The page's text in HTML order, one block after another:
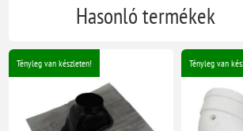
Hasonló termékek
Tényleg van készleten! Tényleg van